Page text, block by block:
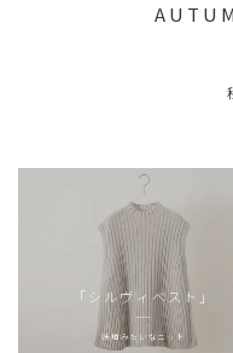
「シルヴィベスト」
妖精みたいなニット